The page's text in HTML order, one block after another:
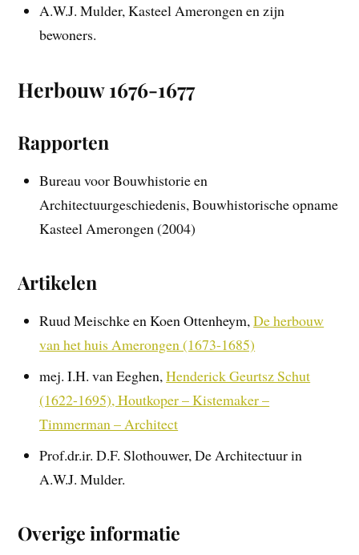
A.W.J. Mulder, Kasteel Amerongen en zijn
bewoners.
Herbouw 1676-1677
Rapporten
Bureau voor Bouwhistorie en
Architectuurgeschiedenis, Bouwhistorische opname
Kasteel Amerongen (2004)
Artikelen
Ruud Meischke en Koen Ottenheym,De herbouw
van het huis Amerongen (1673-1685)
mej. I.H. van Eeghen,Henderick Geurtsz Schut
(1622-1695), Houtkoper – Kistemaker –
Timmerman – Architect
Prof.dr.ir. D.F. Slothouwer, De Architectuur in
A.W.J. Mulder.
Overige informatie